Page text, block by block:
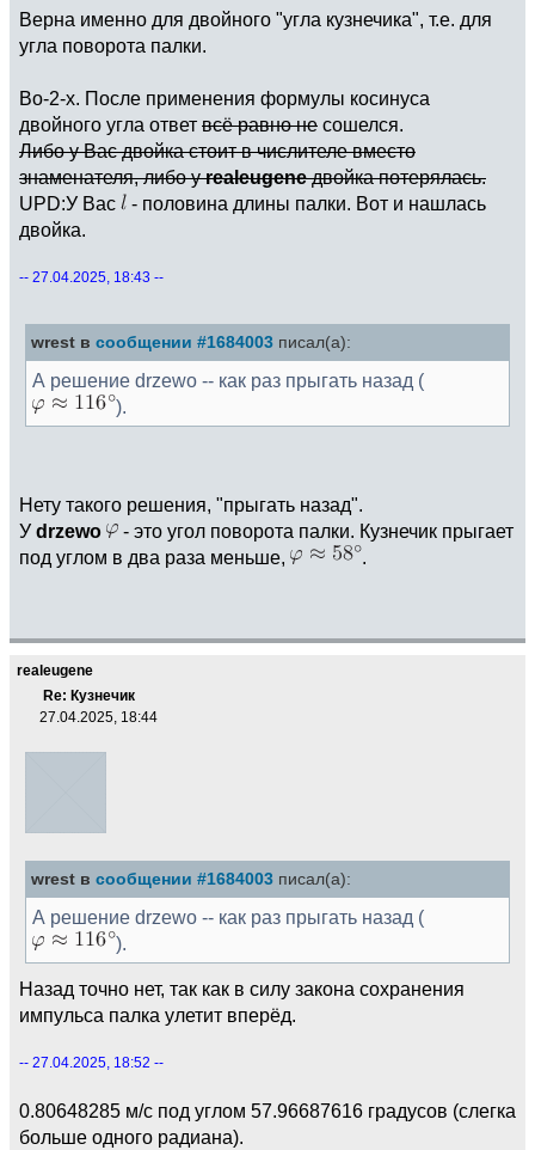
Верна именно для двойного "угла кузнечика", т.е. для
угла поворота палки.
Во-2-х. После применения формулы косинуса
двойного угла ответ всё равно не сошелся.
Либо у Вас двойка стоит в числителе вместо
знаменателя, либо уrealeugeneдвойка потерялась.
UPD:У Вас
- половина длины палки. Вот и нашлась
двойка.
-- 27.04.2025, 18:43 --
wrest в сообщении #1684003 писал(а):
А решение drzewo -- как раз прыгать назад (
).
Нету такого решения, "прыгать назад".
У drzewo
- это угол поворота палки. Кузнечик прыгает
под углом в два раза меньше,
.
realeugene
Re: Кузнечик
27.04.2025, 18:44
wrest в сообщении #1684003 писал(а):
А решение drzewo -- как раз прыгать назад (
).
Назад точно нет, так как в силу закона сохранения
импульса палка улетит вперёд.
-- 27.04.2025, 18:52 --
0.80648285 м/с под углом 57.96687616 градусов (слегка
больше одного радиана).